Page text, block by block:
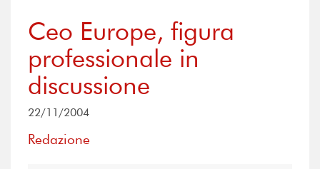
Ceo Europe, figura
professionale in
discussione
22/11/2004
Redazione